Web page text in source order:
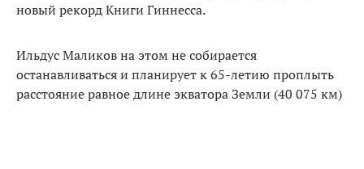
новый рекорд Книги Гиннесса.
Ильдус Маликов на этом не собирается
останавливаться и планирует к 65-летию проплыть
расстояние равное длине экватора Земли (40 075 км)